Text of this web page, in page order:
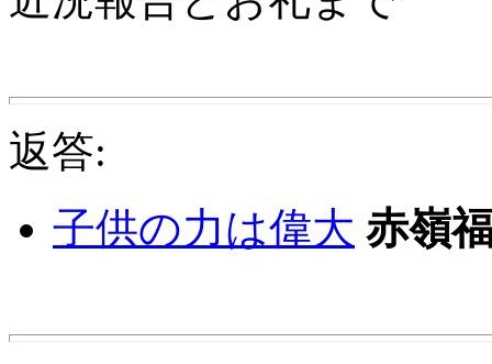
返答:
子供の力は偉大 赤嶺